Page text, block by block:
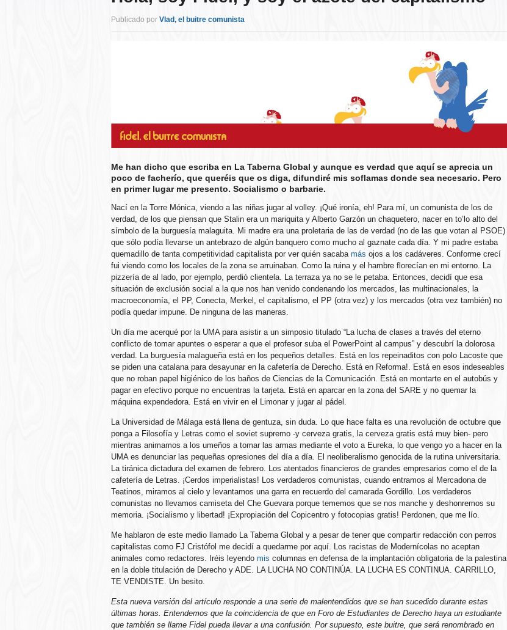
Publicado por Vlad, el buitre comunista
Me han dicho que escriba en La Taberna Global y aunque es verdad que aquí se aprecia un
poco de facherío, que queréis que os diga, difundiré mis soflamas donde sea necesario. Pero
en primer lugar me presento. Socialismo o barbarie.
Nací en la Torre Mónica, viendo a las niñas jugar al volley. ¡Qué ironía, eh! Para mí, un comunista de los de
verdad, de los que piensan que Stalin era un mariquita y Alberto Garzón un chaquetero, nacer en to’lo alto del
símbolo de la burguesía malaguita. Mi madre era una proletaria de las de verdad (no de las que votan al PSOE)
que sólo podía llevarse un antebrazo de algún banquero como mucho al gaznate cada día. Y mi padre estaba
quemadillo de tanta competitividad capitalista por ver quién sacaba más ojos a los cadáveres. Conforme crecí
fui viendo como los locales de la zona se arruinaban. Como la ruina y el hambre florecían en mi entorno. La
pizzería de al lado, por ejemplo, perdió clientela. La terraza ya no se le petaba. Entonces, decidí que esa
situación de exclusión social a la que nos han venido condenando los mercados, las multinacionales, la
macroeconomía, el PP, Conecta, Merkel, el capitalismo, el PP (otra vez) y los mercados (otra vez también) no
podía quedar impune. De ninguna de las maneras.
Un día me acerqué por la UMA para asistir a un simposio titulado “La lucha de clases a través del eterno
conflicto de tomar apuntes o esperar a que el profesor suba el PowerPoint al campus” y descubrí la dolorosa
verdad. La burguesía malagueña está en los pequeños detalles. Está en los repeinaditos con polo Lacoste que
se piden una catalana para desayunar en la cafetería de Derecho. Está en Reforma!. Está en esos indeseables
que no roban papel higiénico de los baños de Ciencias de la Comunicación. Está en montarte en el autobús y
pagar en efectivo porque no encuentras la tarjeta. Está en aparcar en la zona del SARE y no quemar la
máquina expendedora. Está en vivir en el Limonar y jugar al pádel.
La Universidad de Málaga está llena de gentuza, sin duda. Lo que hace falta es una revolución de octubre que
ponga a Filosofía y Letras como el soviet supremo -y cerveza gratis, la cerveza gratis está muy bien- pero
mientras animamos a los umeños a tomar las armas mediante el voto a Eureka, lo que vengo yo a hacer en la
UMA es denunciar las pequeñas opresiones del día a día. El neoliberalismo genocida de la rutina universitaria.
La tiránica dictadura del examen de febrero. Los atentados financieros de grandes empresarios como el de la
cafetería de Letras. ¡Cerdos imperialistas! Los verdaderos comunistas, cuando entramos al Mercadona de
Teatinos, miramos al cielo y levantamos una garra en recuerdo del camarada Gordillo. Los verdaderos
comunistas no llevamos camiseta del Che Guevara porque tememos que se nos manche y deshonremos su
memoria. ¡Socialismo y libertad! ¡Expropiación del Copicentro y fotocopias gratis! Perdonen, que me lío.
Me hablaron de este medio llamado La Taberna Global y a pesar de tener que compartir redacción con perros
capitalistas como FJ Cristófol me decidí a quedarme por aquí. Los racistas de Modernícolas no aceptan
animales como redactores. Iréis leyendo mis columnas en defensa de la implantación obligatoria de la palestina
en la doble titulación de Derecho y ADE. LA LUCHA NO CONTINÚA. LA LUCHA ES CONTINUA. CARRILLO,
TE VENDISTE. Un besito.
Esta nueva versión del artículo responde a una serie de malentendidos que se han sucedido durante estas
últimas horas. Entendemos que la coincidencia de que en Foro de Estudiantes de Derecho haya un estudiante
que también se llame Fidel pueda llevar a una confusión. Por supuesto, este buitre, que será renombrado en